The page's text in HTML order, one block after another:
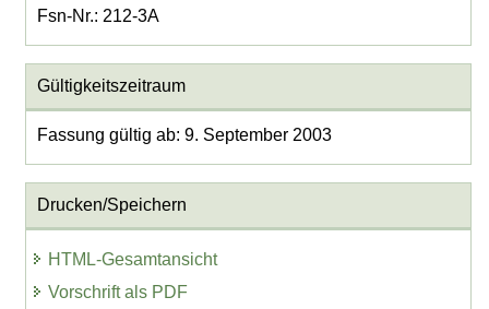
Fsn-Nr.: 212-3A
Gültigkeitszeitraum
Fassung gültig ab: 9. September 2003
Drucken/Speichern
HTML-Gesamtansicht
Vorschrift als PDF